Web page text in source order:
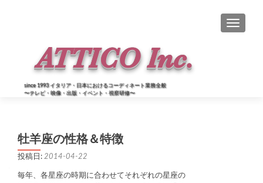
ナビゲ
since 1993 イタリア・日本におけるコーディネート業務全般
〜テレビ・映像・出版・イベント・視察研修〜
牡羊座の性格＆特徴
投稿日: 2014-04-22
毎年、各星座の時期に合わせてそれぞれの星座の